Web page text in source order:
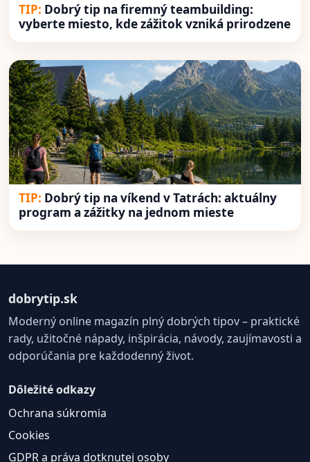
Dobrý tip na firemný teambuilding:
vyberte miesto, kde zážitok vzniká prirodzene
Dobrý tip na víkend v Tatrách: aktuálny
program a zážitky na jednom mieste
dobrytip.sk
Moderný online magazín plný dobrých tipov – praktické
rady, užitočné nápady, inšpirácia, návody, zaujímavosti a
odporúčania pre každodenný život.
Dôležité odkazy
Ochrana súkromia
Cookies
GDPR a práva dotknutej osoby